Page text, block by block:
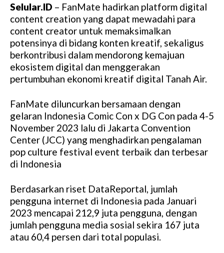
Selular.ID – FanMate hadirkan platform digital
content creation yang dapat mewadahi para
content creator untuk memaksimalkan
potensinya di bidang konten kreatif, sekaligus
berkontribusi dalam mendorong kemajuan
ekosistem digital dan menggerakan
pertumbuhan ekonomi kreatif digital Tanah Air.
FanMate diluncurkan bersamaan dengan
gelaran Indonesia Comic Con x DG Con pada 4-5
November 2023 lalu di Jakarta Convention
Center (JCC) yang menghadirkan pengalaman
pop culture festival event terbaik dan terbesar
di Indonesia
Berdasarkan riset DataReportal, jumlah
pengguna internet di Indonesia pada Januari
2023 mencapai 212,9 juta pengguna, dengan
jumlah pengguna media sosial sekira 167 juta
atau 60,4 persen dari total populasi.